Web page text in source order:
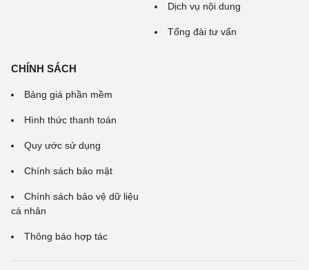
Dịch vụ nội dung
Tổng đài tư vấn
CHÍNH SÁCH
Bảng giá phần mềm
Hình thức thanh toán
Quy ước sử dụng
Chính sách bảo mật
Chính sách bảo vệ dữ liệu
cá nhân
Thông báo hợp tác